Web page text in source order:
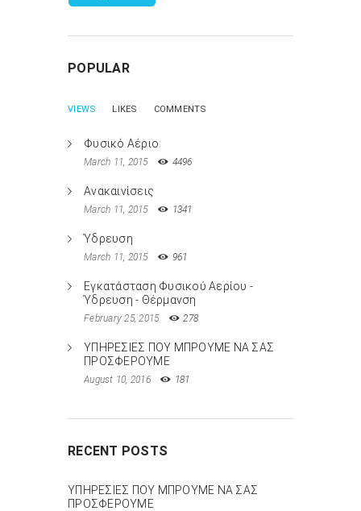
POPULAR
VIEWS LIKES COMMENTS
Φυσικό Αέριο
March 11, 2015 4496
Ανακαινίσεις
March 11, 2015 1341
Ύδρευση
March 11, 2015 961
Εγκατάσταση Φυσικού Αερίου -
Ύδρευση - Θέρμανση
February 25, 2015 278
ΥΠΗΡΕΣΙΕΣ ΠΟΥ ΜΠΡΟΥΜΕ ΝΑ ΣΑΣ
ΠΡΟΣΦΕΡΟΥΜΕ
August 10, 2016 181
RECENT POSTS
ΥΠΗΡΕΣΙΕΣ ΠΟΥ ΜΠΡΟΥΜΕ ΝΑ ΣΑΣ
ΠΡΟΣΦΕΡΟΥΜΕ